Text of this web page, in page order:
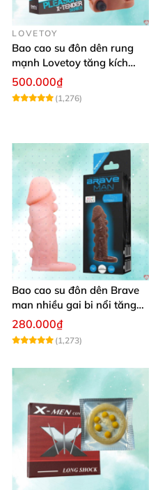
LOVETOY
Bao cao su đôn dên rung
mạnh Lovetoy tăng kích
thước cực phê
500.000₫
(1,276)
Bao cao su đôn dên Brave
man nhiều gai bi nổi tăng
kích thích
280.000₫
(1,273)